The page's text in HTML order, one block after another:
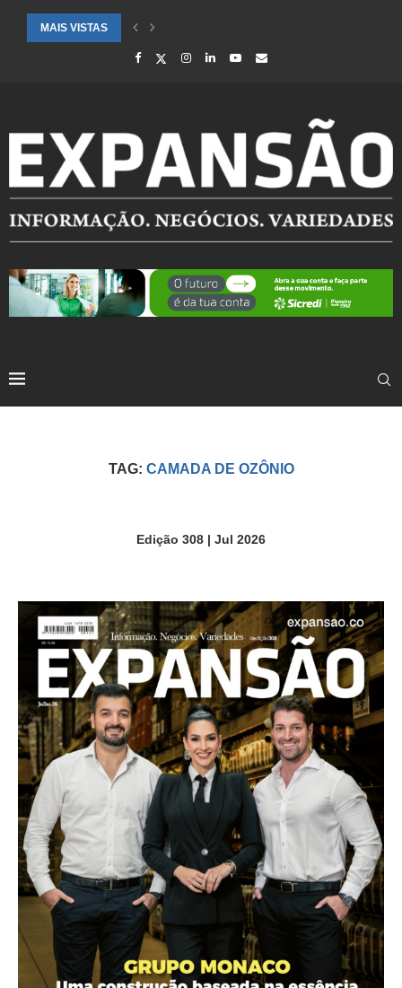
MAIS VISTAS
CIDADES ATENDIDAS PELO SEBRAE RS SÃO DESTAQUE EM
TAG: CAMADA DE OZÔNIO
Edição 308 | Jul 2026